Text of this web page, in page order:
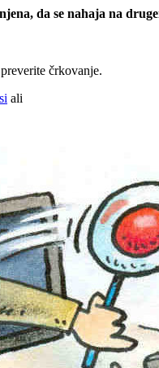
da se nahaja na
črkovanje.
ali